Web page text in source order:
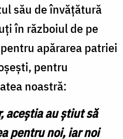
său de învățătură
în războiul de pe
apărarea patriei
pentru
noastră:
aceștia au știut să
pentru noi, iar noi